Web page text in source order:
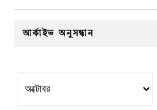
আর্কাইভ অনুসন্ধান